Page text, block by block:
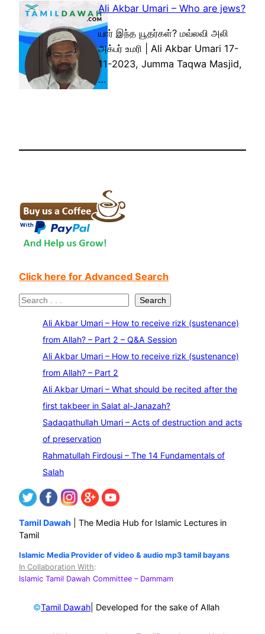
Ali Akbar Umari – Who are jews?
யார் இந்த யூதர்கள்? மவ்லவி அலி
அக்பர் உமரி | Ali Akbar Umari 17-
11-2023, Jumma Taqwa Masjid,
…
Click here for Advanced Search
S
Search
Ali Akbar Umari – How to receive rizk (sustenance)
from Allah? – Part 2 – Q&A Session
Ali Akbar Umari – How to receive rizk (sustenance)
from Allah? – Part 2
Ali Akbar Umari – What should be recited after the
first takbeer in Salat al-Janazah?
Sadaqathullah Umari – Acts of destruction and acts
of preservation
Rahmatullah Firdousi – The 14 Fundamentals of
Salah
Tamil Dawah | The Media Hub for Islamic Lectures in
Tamil
Islamic Media Provider of video & audio mp3 tamil bayans
In Collaboration With:
Islamic Tamil Dawah Committee – Dammam
©Tamil Dawah | Developed for the sake of Allah